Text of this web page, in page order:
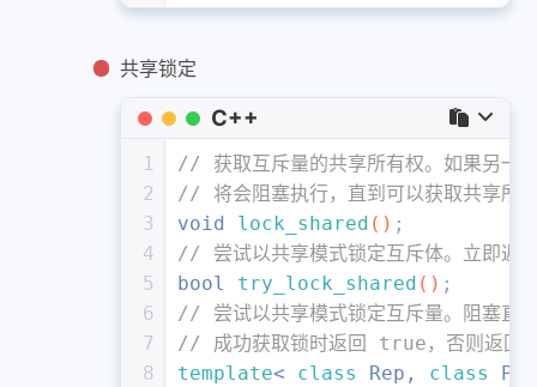
共享锁定
C++
1
2
3
4
5
6
7
8
// 获取互斥量的共享所有权。如果另
// 将会阻塞执行，直到可以获取共享所
void
lock_shared () ;
// 尝试以共享模式锁定互斥体。立即返
bool
try_lock_shared () ;
// 尝试以共享模式锁定互斥量。阻塞
// 成功获取锁时返回 true，否则返
template< class Rep, class